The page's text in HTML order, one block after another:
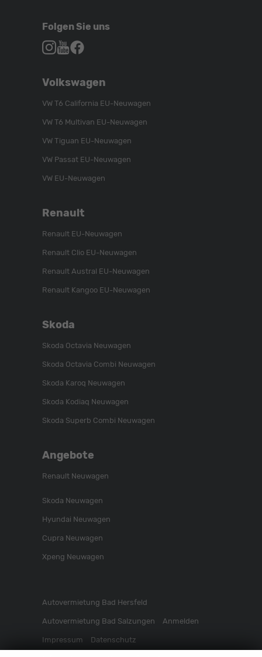
Folgen Sie uns
Autohaus
Sie
Instagram
Autohaus
Sie
Kanal
Sie
Facebook
Volkswagen
VW T6 California EU-Neuwagen
VW T6 Multivan EU-Neuwagen
VW Tiguan EU-Neuwagen
VW Passat EU-Neuwagen
VW EU-Neuwagen
Renault
Renault EU-Neuwagen
Renault Clio EU-Neuwagen
Renault Austral EU-Neuwagen
Renault Kangoo EU-Neuwagen
Skoda
Skoda Octavia Neuwagen
Skoda Octavia Combi Neuwagen
Skoda Karoq Neuwagen
Skoda Kodiaq Neuwagen
Skoda Superb Combi Neuwagen
Angebote
Renault Neuwagen
Skoda Neuwagen
Hyundai Neuwagen
Cupra Neuwagen
Xpeng Neuwagen
Autovermietung Bad Hersfeld
Autovermietung Bad Salzungen Anmelden
Impressum Datenschutz